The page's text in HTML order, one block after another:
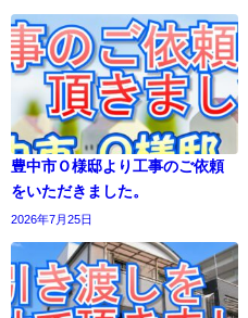
豊中市Ｏ様邸より工事のご依頼
をいただきました。
2026年7月25日